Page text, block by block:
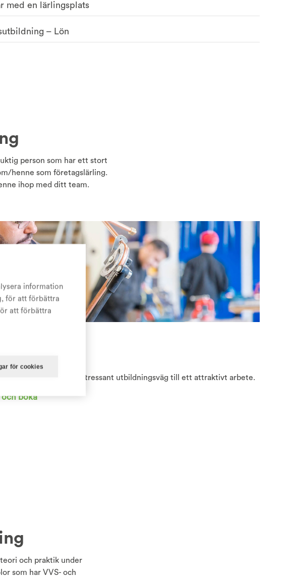
med en lärlingsplats
– Lön
person som har ett stort
henne som företagslärling.
ihop med ditt team.
är en rolig och intressant utbildningsväg till ett attraktivt arbete.
och boka
och praktik under
som har VVS- och
information
för att förbättra
att förbättra
för cookies